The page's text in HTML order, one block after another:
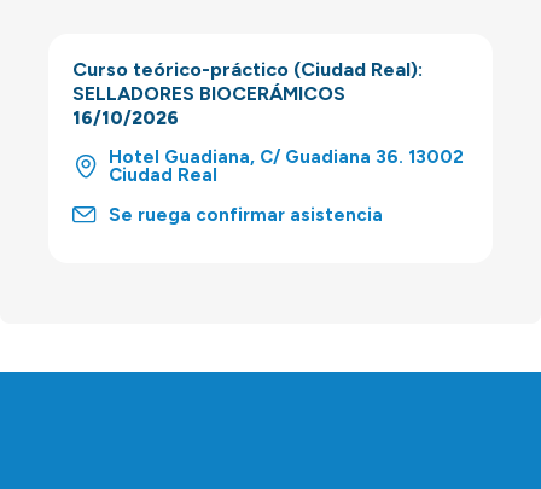
Curso teórico-práctico (Ciudad Real):
SELLADORES BIOCERÁMICOS
16/10/2026
Hotel Guadiana, C/ Guadiana 36. 13002
Ciudad Real
Se ruega confirmar asistencia